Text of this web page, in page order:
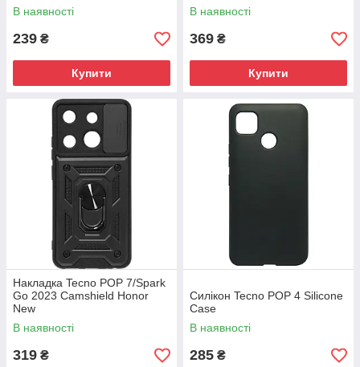
В наявності
239 ₴
Купити
В наявності
369 ₴
Купити
Накладка Tecno POP 7/Spark
Go 2023 Camshield Honor
New
В наявності
319 ₴
Силікон Tecno POP 4 Silicone
Case
В наявності
285 ₴